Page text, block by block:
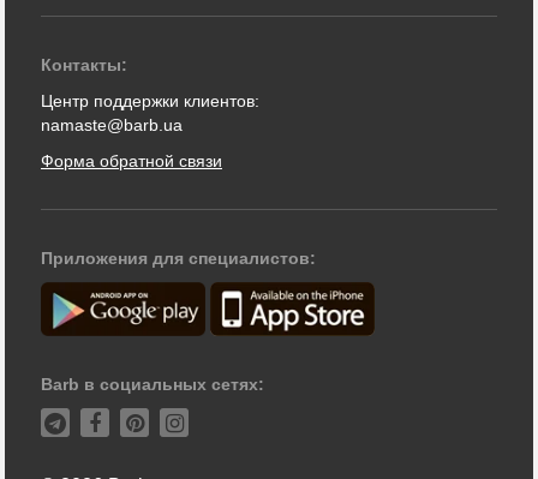
Контакты:
Центр поддержки клиентов:
namaste@barb.ua
Форма обратной связи
Приложения для специалистов:
Barb в социальных сетях: